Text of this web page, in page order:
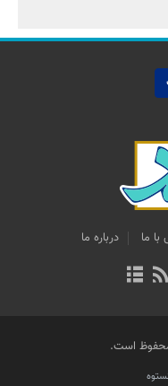
ما درباره ما
است.